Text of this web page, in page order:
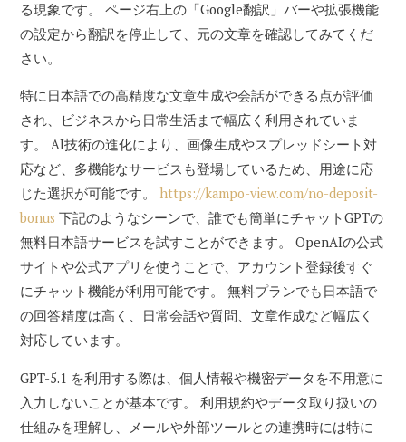
る現象です。 ページ右上の「Google翻訳」バーや拡張機能
の設定から翻訳を停止して、元の文章を確認してみてくだ
さい。
特に日本語での高精度な文章生成や会話ができる点が評価
され、ビジネスから日常生活まで幅広く利用されていま
す。 AI技術の進化により、画像生成やスプレッドシート対
応など、多機能なサービスも登場しているため、用途に応
じた選択が可能です。https://kampo-view.com/no-deposit-
bonus 下記のようなシーンで、誰でも簡単にチャットGPTの
無料日本語サービスを試すことができます。 OpenAIの公式
サイトや公式アプリを使うことで、アカウント登録後すぐ
にチャット機能が利用可能です。 無料プランでも日本語で
の回答精度は高く、日常会話や質問、文章作成など幅広く
対応しています。
GPT-5.1 を利用する際は、個人情報や機密データを不用意に
入力しないことが基本です。 利用規約やデータ取り扱いの
仕組みを理解し、メールや外部ツールとの連携時には特に